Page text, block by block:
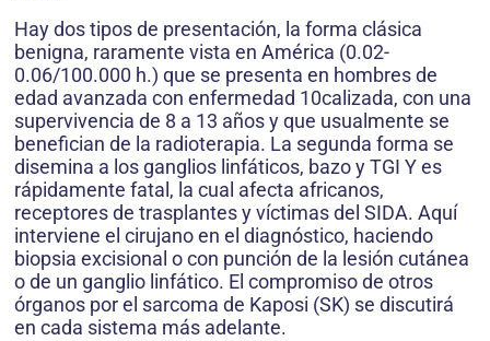
Hay dos tipos de presentación, la forma clásica
benigna, raramente vista en América (0.02-
0.06/100.000 h.) que se presenta en hombres de
edad avanzada con enfermedad 10calizada, con una
supervivencia de 8 a 13 años y que usualmente se
benefician de la radioterapia. La segunda forma se
disemina a los ganglios linfáticos, bazo y TGI Y es
rápidamente fatal, la cual afecta africanos,
receptores de trasplantes y víctimas del SIDA. Aquí
interviene el cirujano en el diagnóstico, haciendo
biopsia excisional o con punción de la lesión cutánea
o de un ganglio linfático. El compromiso de otros
órganos por el sarcoma de Kaposi (SK) se discutirá
en cada sistema más adelante.